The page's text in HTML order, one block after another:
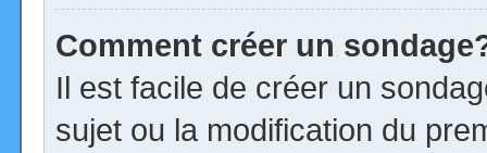
Comment créer un
Il est facile de créer un
sujet ou la modification du